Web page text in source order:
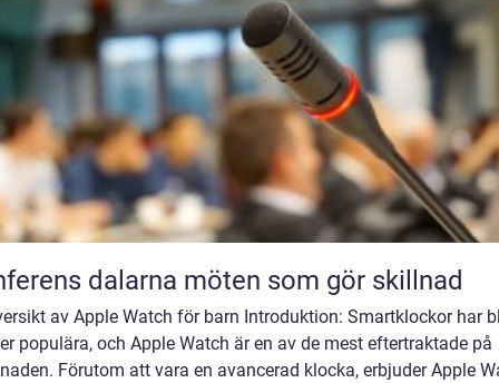
Konferens dalarna möten som gör skillnad
av Apple Watch för barn Introduktion: Smartklockor har
populära, och Apple Watch är en av de mest eftertraktade på
Förutom att vara en avancerad klocka, erbjuder Apple